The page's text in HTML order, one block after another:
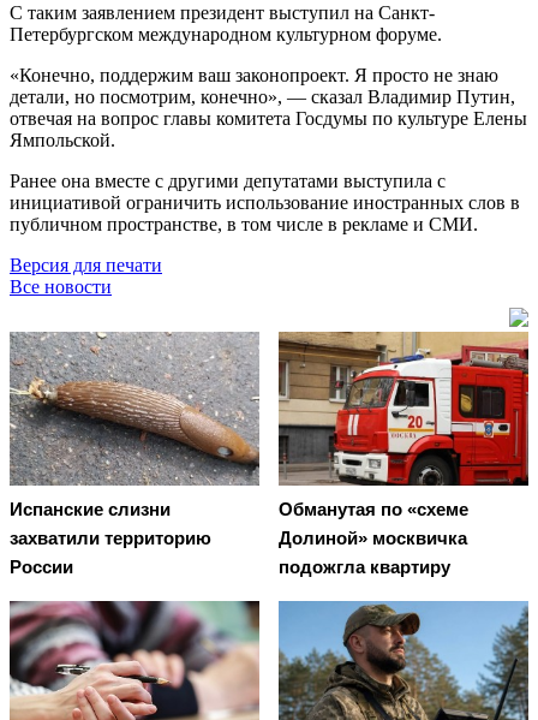
С таким заявлением президент выступил на Санкт-
Петербургском международном культурном форуме.
«Конечно, поддержим ваш законопроект. Я просто не знаю
детали, но посмотрим, конечно», — сказал Владимир Путин,
отвечая на вопрос главы комитета Госдумы по культуре Елены
Ямпольской.
Ранее она вместе с другими депутатами выступила с
инициативой ограничить использование иностранных слов в
публичном пространстве, в том числе в рекламе и СМИ.
Версия для печати
Все новости
Испанские слизни
захватили территорию
России
Обманутая по «схеме
Долиной» москвичка
подожгла квартиру